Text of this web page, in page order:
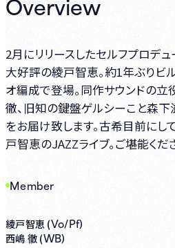
2月にリリースしたセルフプロデュ
大好評の綾戸智恵。約1年ぶりビ
オ編成で登場。同作サウンドの立
徹、旧知の鍵盤ゲルシーこと森
をお届け致します。古希目前にし
戸智恵のJAZZライブ。ご堪能くだ
Member
綾戸智恵 (Vo/Pf)
西嶋 徹 (WB)